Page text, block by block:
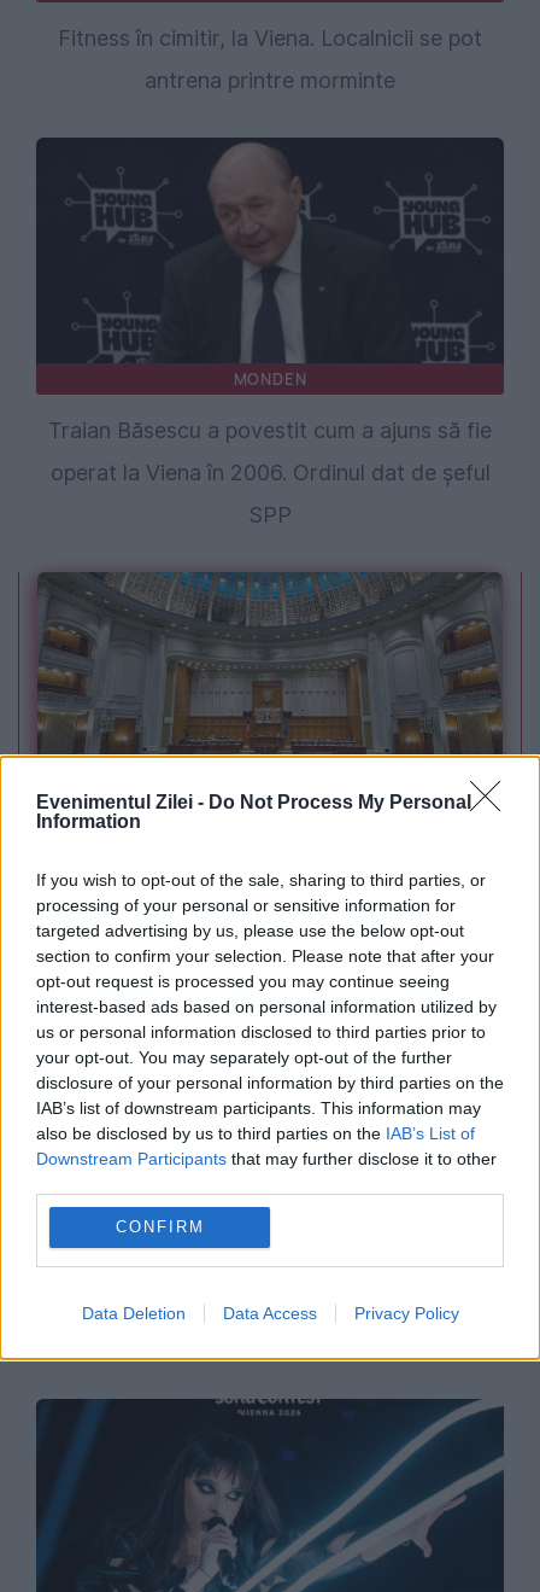
Evenimentul Zilei - Do Not Process My Personal
Information
If you wish to opt-out of the sale, sharing to third parties, or
processing of your personal or sensitive information for
targeted advertising by us, please use the below opt-out
section to confirm your selection. Please note that after your
opt-out request is processed you may continue seeing
interest-based ads based on personal information utilized by
us or personal information disclosed to third parties prior to
your opt-out. You may separately opt-out of the further
disclosure of your personal information by third parties on the
IAB’s list of downstream participants. This information may
also be disclosed by us to third parties on the IAB’s List of
Downstream Participants that may further disclose it to other
CONFIRM
Data Deletion Data Access Privacy Policy
Fitness în cimitir, la Viena. Localnicii se pot
antrena printre morminte
MONDEN
Traian Băsescu a povestit cum a ajuns să fie
operat la Viena în 2006. Ordinul dat de șeful
SPP
POLITICA
pierderea a 5,8 miliarde de euro din PNRR și a
deblocat 16,7 miliarde din SAFE
MONDEN
Ce șanse are România în finala Eurovision.